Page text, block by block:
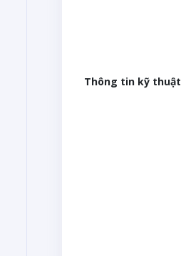
Thông tin kỹ thuật